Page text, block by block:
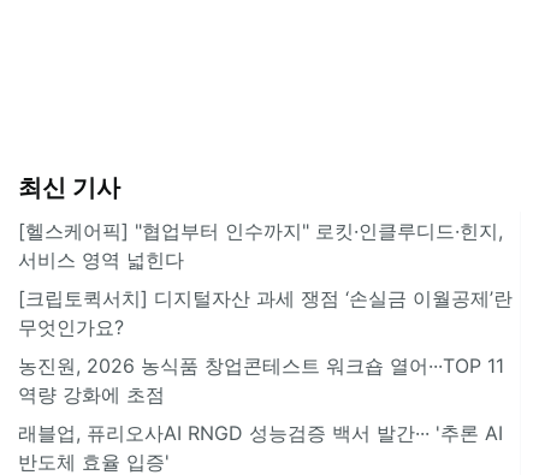
최신 기사
[헬스케어픽] "협업부터 인수까지" 로킷·인클루디드·힌지,
서비스 영역 넓힌다
[크립토퀵서치] 디지털자산 과세 쟁점 ‘손실금 이월공제’란
무엇인가요?
농진원, 2026 농식품 창업콘테스트 워크숍 열어···TOP 11
역량 강화에 초점
래블업, 퓨리오사AI RNGD 성능검증 백서 발간··· '추론 AI
반도체 효율 입증'